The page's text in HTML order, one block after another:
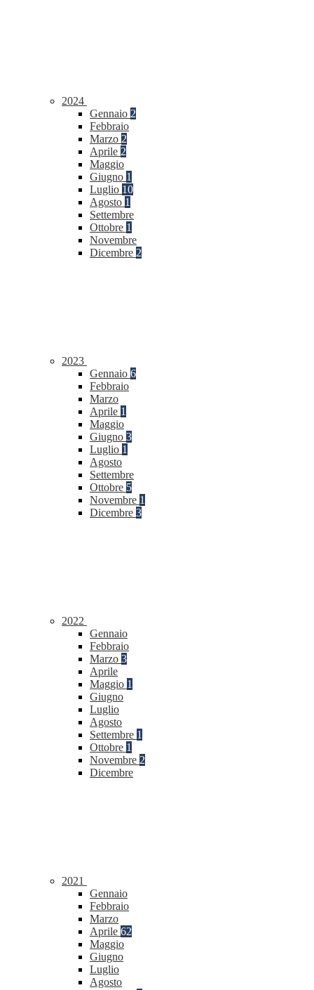
2024
Gennaio 2
Febbraio
Marzo 2
Aprile 2
Maggio
Giugno 1
Luglio 10
Agosto 1
Settembre
Ottobre 1
Novembre
Dicembre 2
2023
Gennaio 6
Febbraio
Marzo
Aprile 1
Maggio
Giugno 3
Luglio 1
Agosto
Settembre
Ottobre 5
Novembre 1
Dicembre 3
2022
Gennaio
Febbraio
Marzo 3
Aprile
Maggio 1
Giugno
Luglio
Agosto
Settembre 1
Ottobre 1
Novembre 2
Dicembre
2021
Gennaio
Febbraio
Marzo
Aprile 62
Maggio
Giugno
Luglio
Agosto